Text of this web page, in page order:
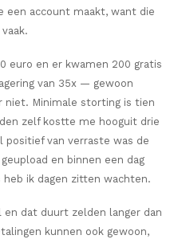
account maakt, want die
euro en er kwamen 200 gratis
van 35x — gewoon
niet. Minimale storting is tien
zelf kostte me hooguit drie
positief van verraste was de
en binnen een dag
heb ik dagen zitten wachten.
dat duurt zelden langer dan
kunnen ook gewoon,